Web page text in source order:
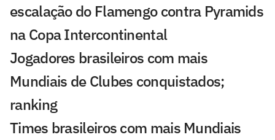
escalação do Flamengo contra Pyramids
na Copa Intercontinental
Jogadores brasileiros com mais
Mundiais de Clubes conquistados;
ranking
Times brasileiros com mais Mundiais